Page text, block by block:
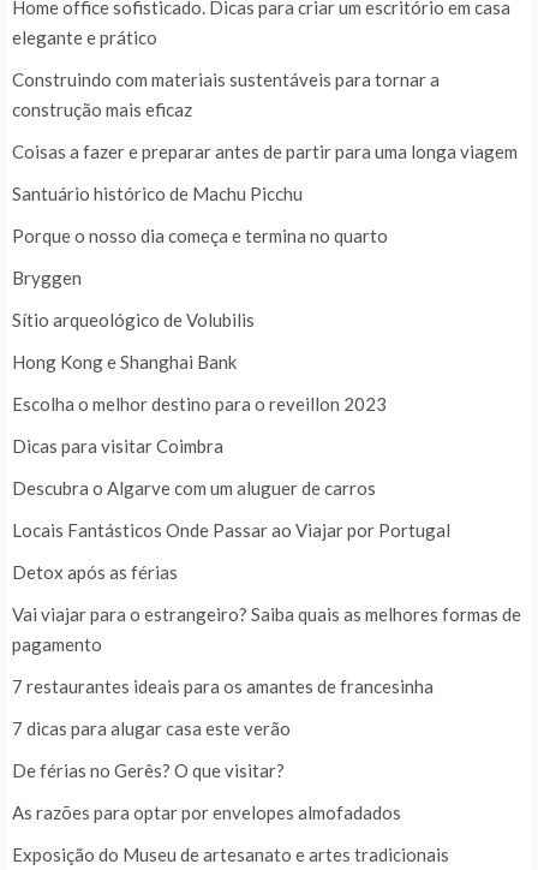
Home office sofisticado. Dicas para criar um escritório em casa
elegante e prático
Construindo com materiais sustentáveis para tornar a
construção mais eficaz
Coisas a fazer e preparar antes de partir para uma longa viagem
Santuário histórico de Machu Picchu
Porque o nosso dia começa e termina no quarto
Bryggen
Sítio arqueológico de Volubilis
Hong Kong e Shanghai Bank
Escolha o melhor destino para o reveillon 2023
Dicas para visitar Coimbra
Descubra o Algarve com um aluguer de carros
Locais Fantásticos Onde Passar ao Viajar por Portugal
Detox após as férias
Vai viajar para o estrangeiro? Saiba quais as melhores formas de
pagamento
7 restaurantes ideais para os amantes de francesinha
7 dicas para alugar casa este verão
De férias no Gerês? O que visitar?
As razões para optar por envelopes almofadados
Exposição do Museu de artesanato e artes tradicionais